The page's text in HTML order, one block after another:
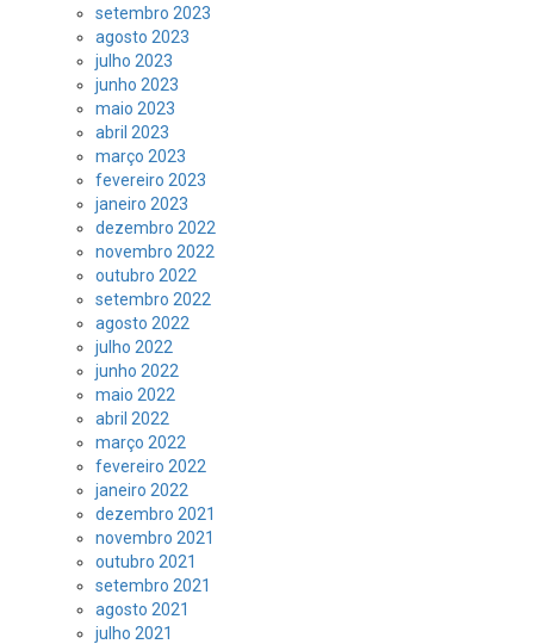
setembro 2023
agosto 2023
julho 2023
junho 2023
maio 2023
abril 2023
março 2023
fevereiro 2023
janeiro 2023
dezembro 2022
novembro 2022
outubro 2022
setembro 2022
agosto 2022
julho 2022
junho 2022
maio 2022
abril 2022
março 2022
fevereiro 2022
janeiro 2022
dezembro 2021
novembro 2021
outubro 2021
setembro 2021
agosto 2021
julho 2021